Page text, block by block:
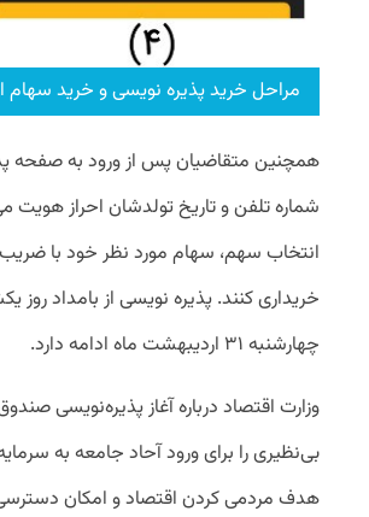
مراحل خرید پذیره نویسی و خرید سهام
همچنین متقاضیان پس از ورود به صفحه
شماره تلفن و تاریخ تولدشان احراز
چهارشنبه ۳۱ اردیبهشت ماه ادامه دارد.
وزارت اقتصاد درباره آغاز پذیره‌نویسی
بی‌‏نظیری را برای ورود آحاد جامعه به
هدف مردمی کردن اقتصاد و امکان دسترسی